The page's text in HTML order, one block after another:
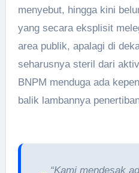
menyebut, hingga kini
yang secara eksplisit
area publik, apalagi di
seharusnya steril dari
BNPM menduga ada
balik lambannya
“Kami mendesak